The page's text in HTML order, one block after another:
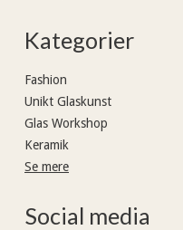
Kategorier
Fashion
Unikt Glaskunst
Glas Workshop
Keramik
Se mere
Social media